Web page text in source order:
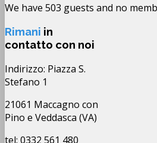
We have 503 guests and no
Rimani in
contatto con noi
Indirizzo: Piazza S.
Stefano 1
21061 Maccagno con
Pino e Veddasca (VA)
tel: 0332 561 480